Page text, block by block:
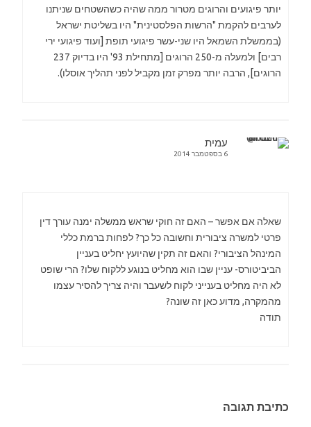
יותר פיגועים והרוגים מטרור ממה שהיה כשהשטחים שניתנו
לערבים להקמת "הרשות הפלסטינית" היו בשליטת ישראל
(בממשלת השמאל היו שני-עשר פיגועי תופת [ועוד פיגועי ירי
רבים] ולמעלה מ-250 הרוגים [מתחילת 93' היו בדיוק 237
הרוגים], הרבה יותר מפרק זמן מקביל לפני תהליך אוסלו).
עמית
6 בספטמבר 2014
שאלה אם אפשר – האם זה חוקי שראש ממשלה ימנה עורך דין
פרטי למשרה ציבורית וחשובה כל כך? לפחות ברמת כללי
המינהל הציבורי? והאם זה תקין שהיועץ יחליט בעניין
הביביטורס- עניין שבו הוא מחליט בנוגע ללקוח שלו? הרי שופט
לא היה מחליט בענייני לקוח לשעבר והיה צריך להסיר עצמו
מהמקרה, מדוע כאן זה שונה?
תודה
כתיבת תגובה